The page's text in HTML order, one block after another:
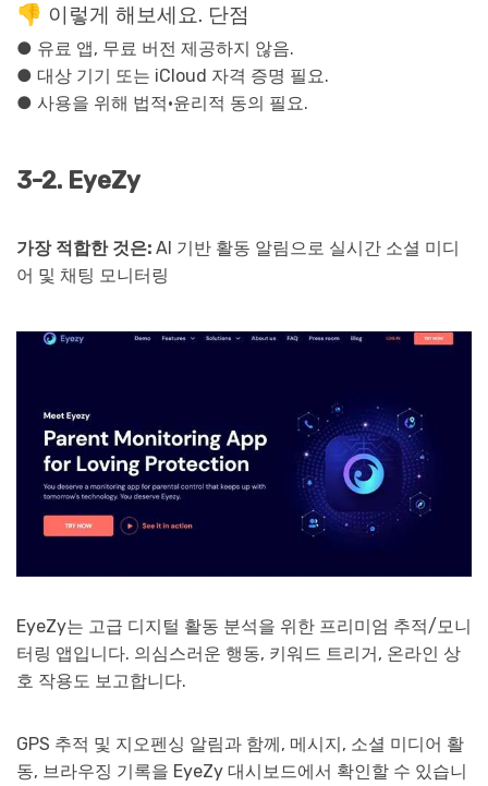
👎 이렇게 해보세요. 단점
● 유료 앱, 무료 버전 제공하지 않음.
● 대상 기기 또는 iCloud 자격 증명 필요.
● 사용을 위해 법적·윤리적 동의 필요.
3-2. EyeZy
가장 적합한 것은: AI 기반 활동 알림으로 실시간 소셜 미디
어 및 채팅 모니터링
EyeZy는 고급 디지털 활동 분석을 위한 프리미엄 추적/모니
터링 앱입니다. 의심스러운 행동, 키워드 트리거, 온라인 상
호 작용도 보고합니다.
GPS 추적 및 지오펜싱 알림과 함께, 메시지, 소셜 미디어 활
동, 브라우징 기록을 EyeZy 대시보드에서 확인할 수 있습니